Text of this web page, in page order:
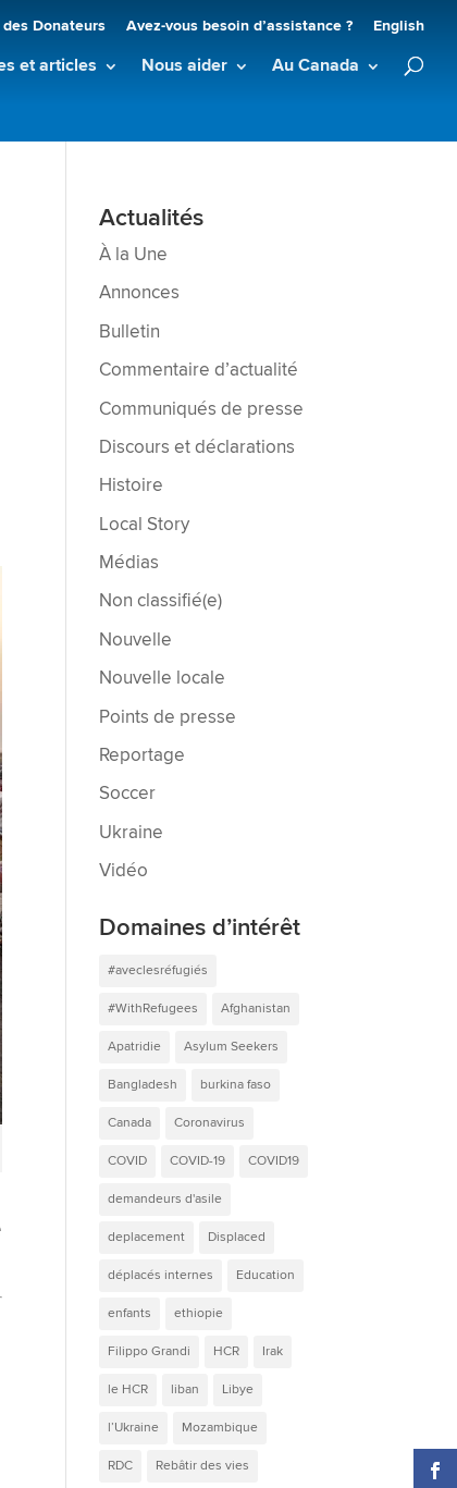
Donateurs Avez-vous besoin d’assistance ? English
et articles Nous aider Au Canada
Actualités
À la Une
Annonces
Bulletin
Commentaire d’actualité
Communiqués de presse
Discours et déclarations
Histoire
Local Story
Médias
Non classifié(e)
Nouvelle
Nouvelle locale
Points de presse
Reportage
Soccer
Ukraine
Vidéo
Domaines d’intérêt
#aveclesréfugiés
#WithRefugees Afghanistan
Apatridie Asylum Seekers
Bangladesh burkina faso
Canada Coronavirus
COVID COVID-19 COVID19
demandeurs d'asile
deplacement Displaced
déplacés internes Education
enfants ethiopie
Filippo Grandi HCR Irak
le HCR liban Libye
l’Ukraine Mozambique
RDC Rebâtir des vies